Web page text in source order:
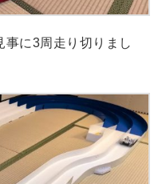
に3周走り切りまし